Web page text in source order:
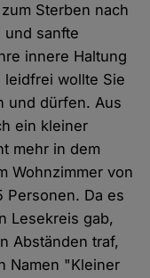
Sterben nach
sanfte
innere Haltung
leidfrei wollte Sie
und dürfen. Aus
ein kleiner
mehr in dem
Wohnzimmer von
Personen. Da es
Lesekreis gab,
Abständen traf,
Namen "Kleiner